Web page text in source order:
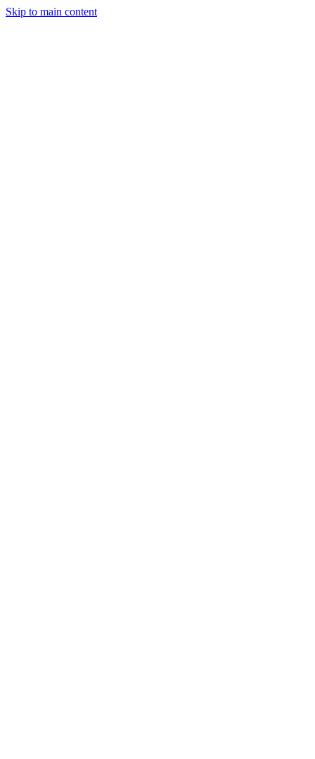
Skip to main content